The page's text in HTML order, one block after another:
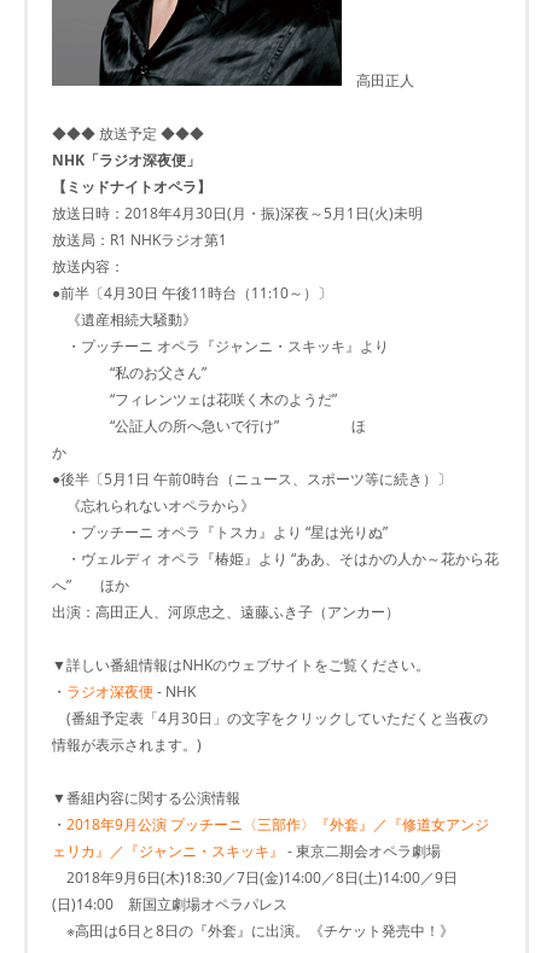
高田正人
◆◆◆ 放送予定 ◆◆◆
NHK「ラジオ深夜便」
【ミッドナイトオペラ】
放送日時：2018年4月30日(月・振)深夜～5月1日(火)未明
放送局：R1 NHKラジオ第1
放送内容：
●前半〔4月30日 午後11時台（11:10～）〕
《遺産相続大騒動》
・プッチーニ オペラ『ジャンニ・スキッキ』より
“私のお父さん”
“フィレンツェは花咲く木のようだ”
“公証人の所へ急いで行け” ほ
か
●後半〔5月1日 午前0時台（ニュース、スポーツ等に続き）〕
《忘れられないオペラから》
・プッチーニ オペラ『トスカ』より “星は光りぬ”
・ヴェルディ オペラ『椿姫』より “ああ、そはかの人か～花から花
へ” ほか
出演：高田正人、河原忠之、遠藤ふき子（アンカー）
▼詳しい番組情報はNHKのウェブサイトをご覧ください。
・ ラジオ深夜便- NHK
(番組予定表「4月30日」の文字をクリックしていただくと当夜の
情報が表示されます。)
▼番組内容に関する公演情報
・ 2018年9月公演 プッチーニ〈三部作〉『外套』／『修道女アンジ
ェリカ』／『ジャンニ・スキッキ』 - 東京二期会オペラ劇場
2018年9月6日(木)18:30／7日(金)14:00／8日(土)14:00／9日
(日)14:00 新国立劇場オペラパレス
※高田は6日と8日の『外套』に出演。《チケット発売中！》